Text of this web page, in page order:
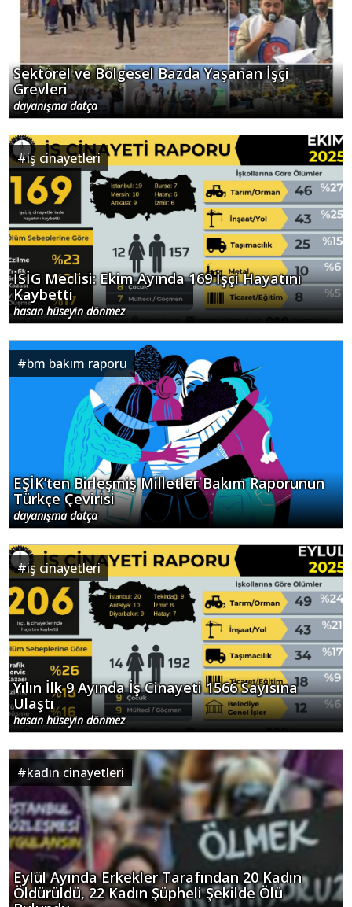
Sektörel ve Bölgesel Bazda Yaşanan İşçi
Grevleri
dayanışma datça
#iş cinayetleri
İSİG Meclisi: Ekim Ayında 169 İşçi Hayatını
Kaybetti
hasan hüseyin dönmez
#bm bakım raporu
EŞİK’ten Birleşmiş Milletler Bakım Raporunun
Türkçe Çevirisi
dayanışma datça
#iş cinayetleri
Yılın İlk 9 Ayında İş Cinayeti 1566 Sayısına
Ulaştı
hasan hüseyin dönmez
#kadın cinayetleri
Eylül Ayında Erkekler Tarafından 20 Kadın
Öldürüldü, 22 Kadın Şüpheli Şekilde Ölü